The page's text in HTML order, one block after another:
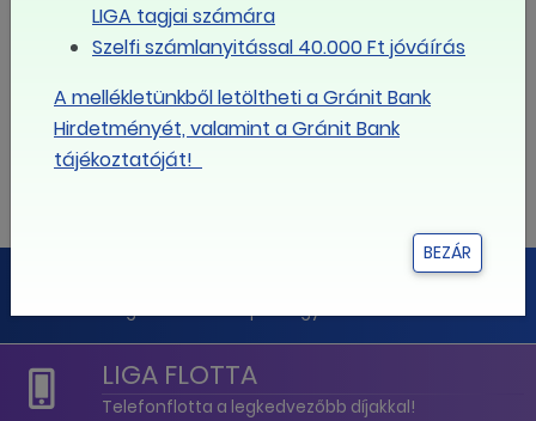
18 19 20 21 22
24 25 26 27 28 29
Megoldás minden pénzügyi kérdésre
LIGA FLOTTA
Telefonflotta a legkedvezőbb díjakkal!
LIGA tagjai számára
Szelfi számlanyitással 40.000 Ft jóváírás
A mellékletünkből letöltheti a Gránit Bank
Hirdetményét, valamint a Gránit Bank
tájékoztatóját!
BEZÁR